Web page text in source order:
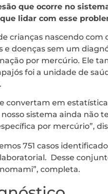
que ocorre no
lidar com esse
crianças nascendo com
doenças sem um
por mercúrio. Ele
foi a unidade de
convertam em
sistema ainda não
por mercúrio”,
751 casos
Desse
completa.